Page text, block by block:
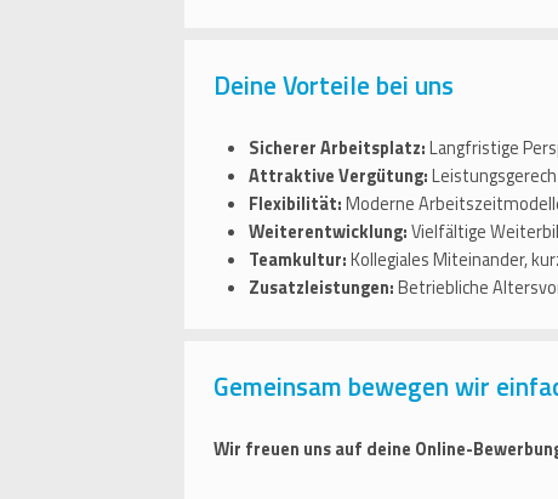
Deine Vorteile bei uns
Sicherer Arbeitsplatz:Langfristige
Attraktive Vergütung:
Flexibilität:Moderne
Weiterentwicklung:Vielfältige
Teamkultur:Kollegiales Miteinander,
Zusatzleistungen:Betriebliche
Gemeinsam bewegen wir
Wir freuen uns auf deine Online-